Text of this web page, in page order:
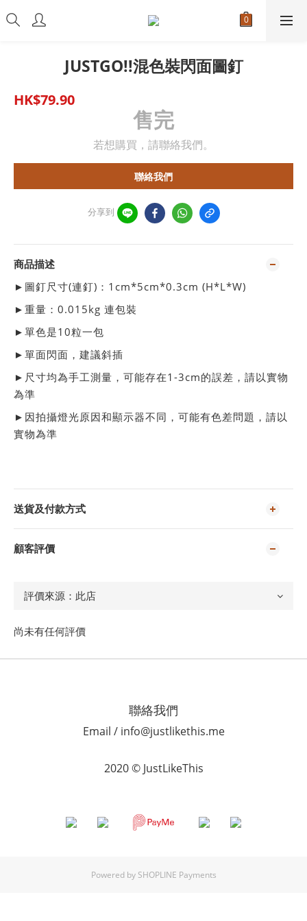
JUSTGO!!混色裝閃面圖釘
HK$79.90
售完
若想購買，請聯絡我們。
聯絡我們
分享到
商品描述
►圖釘尺寸(連釘)：1cm*5cm*0.3cm (H*L*W)
►重量：0.015kg 連包裝
►單色是10粒一包
►單面閃面，建議斜插
►尺寸均為手工測量，可能存在1-3cm的誤差，請以實物
為準
► 因拍攝燈光原因和顯示器不同，可能有色差問題，請以
實物為準
送貨及付款方式
顧客評價
尚未有任何評價
聯絡我們
Email / info@justlikethis.me
2020 © JustLikeThis
Powered by SHOPLINE Payments